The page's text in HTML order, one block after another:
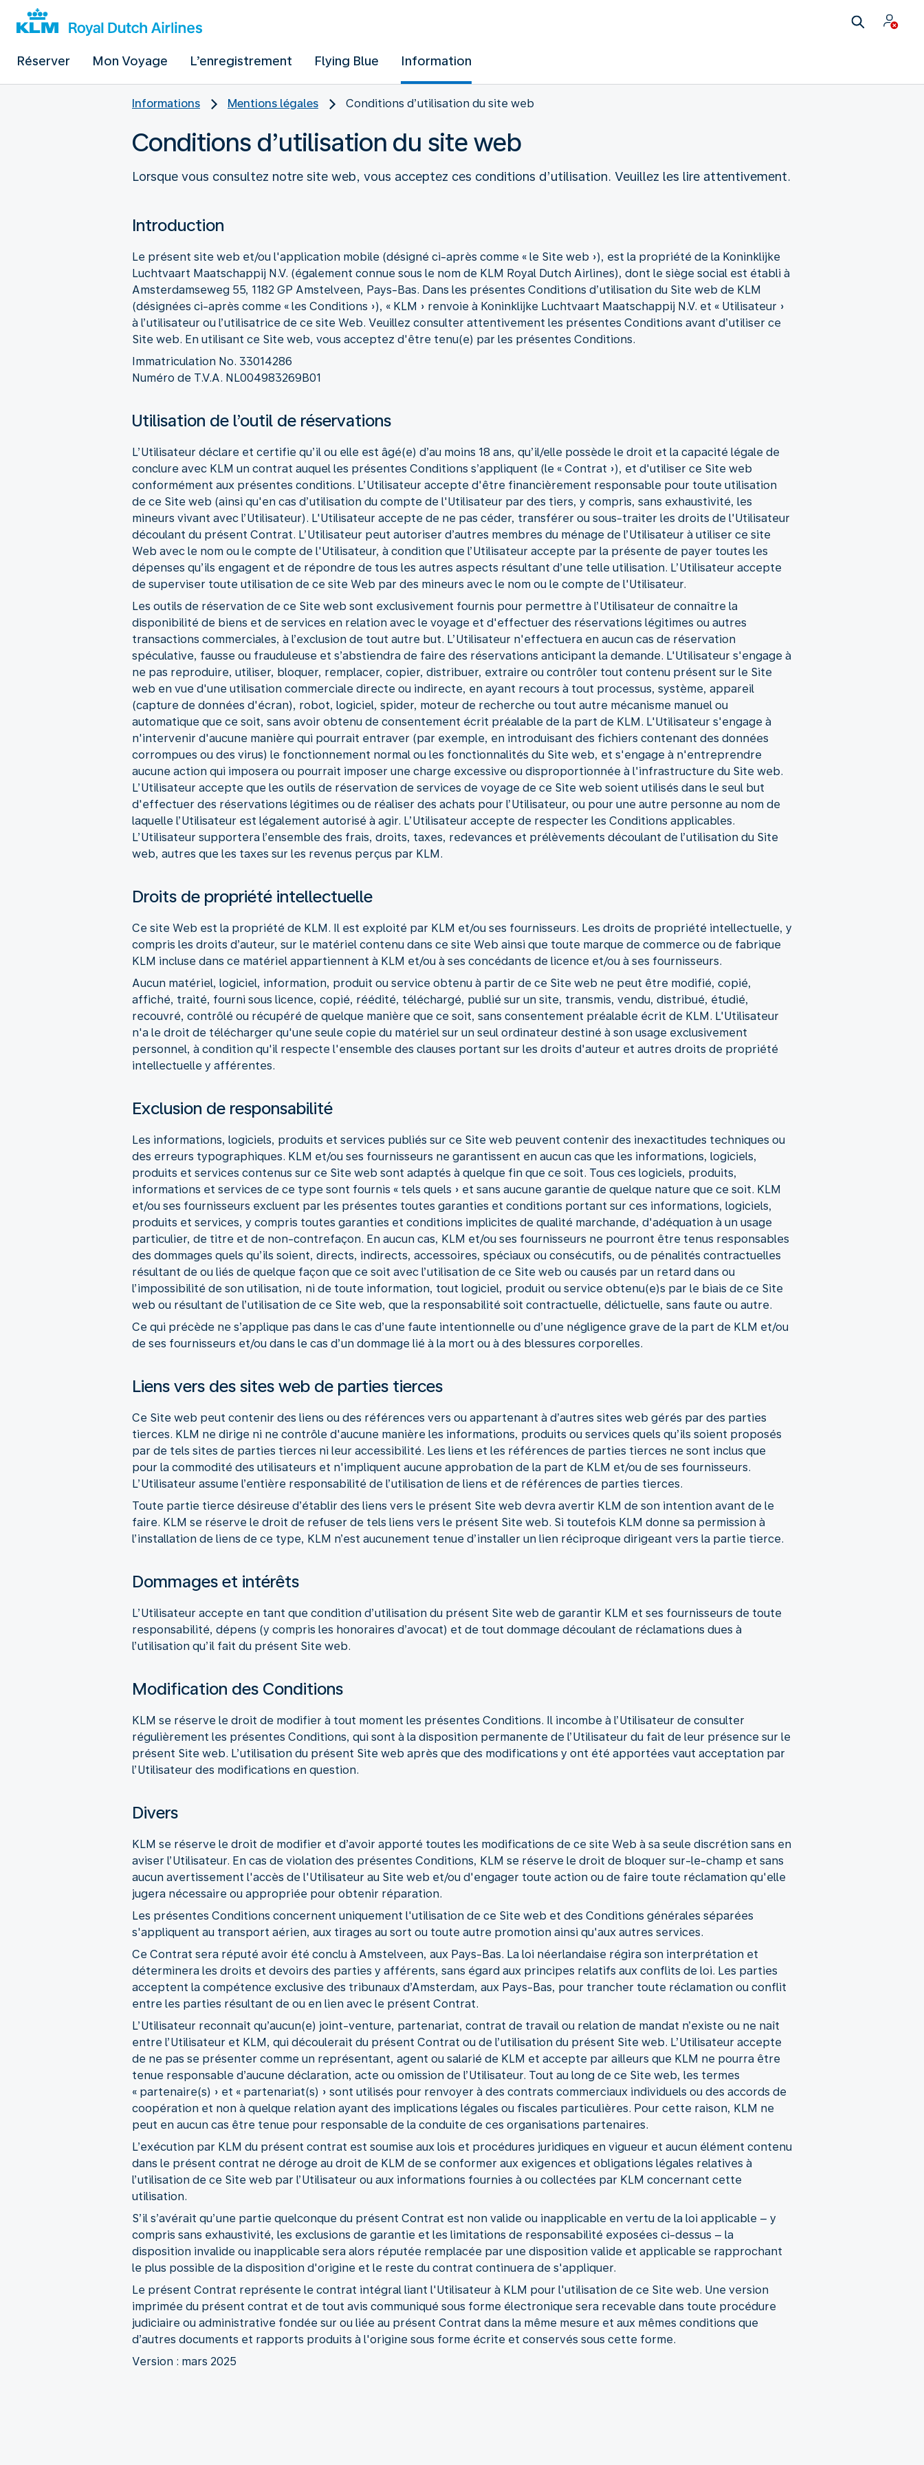
Réserver Mon Voyage L’enregistrement Flying Blue Information
Informations Mentions légales Conditions d’utilisation du site web
Conditions d’utilisation du site web
Lorsque vous consultez notre site web, vous acceptez ces conditions d’utilisation. Veuillez les lire attentivement.
Introduction
Le présent site web et/ou l'application mobile (désigné ci-après comme « le Site web »), est la propriété de la Koninklijke
Luchtvaart Maatschappij N.V. (également connue sous le nom de KLM Royal Dutch Airlines), dont le siège social est établi à
Amsterdamseweg 55, 1182 GP Amstelveen, Pays-Bas. Dans les présentes Conditions d’utilisation du Site web de KLM
(désignées ci-après comme « les Conditions »), « KLM » renvoie à Koninklijke Luchtvaart Maatschappij N.V. et « Utilisateur »
à l’utilisateur ou l’utilisatrice de ce site Web. Veuillez consulter attentivement les présentes Conditions avant d’utiliser ce
Site web. En utilisant ce Site web, vous acceptez d'être tenu(e) par les présentes Conditions.
Immatriculation No. 33014286
Numéro de T.V.A. NL004983269B01
Utilisation de l’outil de réservations
L’Utilisateur déclare et certifie qu’il ou elle est âgé(e) d’au moins 18 ans, qu’il/elle possède le droit et la capacité légale de
conclure avec KLM un contrat auquel les présentes Conditions s’appliquent (le « Contrat »), et d'utiliser ce Site web
conformément aux présentes conditions. L’Utilisateur accepte d'être financièrement responsable pour toute utilisation
de ce Site web (ainsi qu'en cas d’utilisation du compte de l'Utilisateur par des tiers, y compris, sans exhaustivité, les
mineurs vivant avec l’Utilisateur). L'Utilisateur accepte de ne pas céder, transférer ou sous-traiter les droits de l'Utilisateur
découlant du présent Contrat. L’Utilisateur peut autoriser d’autres membres du ménage de l’Utilisateur à utiliser ce site
Web avec le nom ou le compte de l'Utilisateur, à condition que l’Utilisateur accepte par la présente de payer toutes les
dépenses qu’ils engagent et de répondre de tous les autres aspects résultant d’une telle utilisation. L’Utilisateur accepte
de superviser toute utilisation de ce site Web par des mineurs avec le nom ou le compte de l'Utilisateur.
Les outils de réservation de ce Site web sont exclusivement fournis pour permettre à l’Utilisateur de connaître la
disponibilité de biens et de services en relation avec le voyage et d'effectuer des réservations légitimes ou autres
transactions commerciales, à l’exclusion de tout autre but. L’Utilisateur n'effectuera en aucun cas de réservation
spéculative, fausse ou frauduleuse et s’abstiendra de faire des réservations anticipant la demande. L'Utilisateur s'engage à
ne pas reproduire, utiliser, bloquer, remplacer, copier, distribuer, extraire ou contrôler tout contenu présent sur le Site
web en vue d'une utilisation commerciale directe ou indirecte, en ayant recours à tout processus, système, appareil
(capture de données d'écran), robot, logiciel, spider, moteur de recherche ou tout autre mécanisme manuel ou
automatique que ce soit, sans avoir obtenu de consentement écrit préalable de la part de KLM. L'Utilisateur s'engage à
n'intervenir d'aucune manière qui pourrait entraver (par exemple, en introduisant des fichiers contenant des données
corrompues ou des virus) le fonctionnement normal ou les fonctionnalités du Site web, et s'engage à n'entreprendre
aucune action qui imposera ou pourrait imposer une charge excessive ou disproportionnée à l'infrastructure du Site web.
L’Utilisateur accepte que les outils de réservation de services de voyage de ce Site web soient utilisés dans le seul but
d'effectuer des réservations légitimes ou de réaliser des achats pour l’Utilisateur, ou pour une autre personne au nom de
laquelle l’Utilisateur est légalement autorisé à agir. L’Utilisateur accepte de respecter les Conditions applicables.
L’Utilisateur supportera l’ensemble des frais, droits, taxes, redevances et prélèvements découlant de l’utilisation du Site
web, autres que les taxes sur les revenus perçus par KLM.
Droits de propriété intellectuelle
Ce site Web est la propriété de KLM. Il est exploité par KLM et/ou ses fournisseurs. Les droits de propriété intellectuelle, y
compris les droits d’auteur, sur le matériel contenu dans ce site Web ainsi que toute marque de commerce ou de fabrique
KLM incluse dans ce matériel appartiennent à KLM et/ou à ses concédants de licence et/ou à ses fournisseurs.
Aucun matériel, logiciel, information, produit ou service obtenu à partir de ce Site web ne peut être modifié, copié,
affiché, traité, fourni sous licence, copié, réédité, téléchargé, publié sur un site, transmis, vendu, distribué, étudié,
recouvré, contrôlé ou récupéré de quelque manière que ce soit, sans consentement préalable écrit de KLM. L'Utilisateur
n'a le droit de télécharger qu'une seule copie du matériel sur un seul ordinateur destiné à son usage exclusivement
personnel, à condition qu'il respecte l'ensemble des clauses portant sur les droits d'auteur et autres droits de propriété
intellectuelle y afférentes.
Exclusion de responsabilité
Les informations, logiciels, produits et services publiés sur ce Site web peuvent contenir des inexactitudes techniques ou
des erreurs typographiques. KLM et/ou ses fournisseurs ne garantissent en aucun cas que les informations, logiciels,
produits et services contenus sur ce Site web sont adaptés à quelque fin que ce soit. Tous ces logiciels, produits,
informations et services de ce type sont fournis « tels quels » et sans aucune garantie de quelque nature que ce soit. KLM
et/ou ses fournisseurs excluent par les présentes toutes garanties et conditions portant sur ces informations, logiciels,
produits et services, y compris toutes garanties et conditions implicites de qualité marchande, d'adéquation à un usage
particulier, de titre et de non-contrefaçon. En aucun cas, KLM et/ou ses fournisseurs ne pourront être tenus responsables
des dommages quels qu’ils soient, directs, indirects, accessoires, spéciaux ou consécutifs, ou de pénalités contractuelles
résultant de ou liés de quelque façon que ce soit avec l’utilisation de ce Site web ou causés par un retard dans ou
l’impossibilité de son utilisation, ni de toute information, tout logiciel, produit ou service obtenu(e)s par le biais de ce Site
web ou résultant de l’utilisation de ce Site web, que la responsabilité soit contractuelle, délictuelle, sans faute ou autre.
Ce qui précède ne s’applique pas dans le cas d’une faute intentionnelle ou d’une négligence grave de la part de KLM et/ou
de ses fournisseurs et/ou dans le cas d’un dommage lié à la mort ou à des blessures corporelles.
Liens vers des sites web de parties tierces
Ce Site web peut contenir des liens ou des références vers ou appartenant à d’autres sites web gérés par des parties
tierces. KLM ne dirige ni ne contrôle d'aucune manière les informations, produits ou services quels qu’ils soient proposés
par de tels sites de parties tierces ni leur accessibilité. Les liens et les références de parties tierces ne sont inclus que
pour la commodité des utilisateurs et n'impliquent aucune approbation de la part de KLM et/ou de ses fournisseurs.
L’Utilisateur assume l’entière responsabilité de l’utilisation de liens et de références de parties tierces.
Toute partie tierce désireuse d’établir des liens vers le présent Site web devra avertir KLM de son intention avant de le
faire. KLM se réserve le droit de refuser de tels liens vers le présent Site web. Si toutefois KLM donne sa permission à
l’installation de liens de ce type, KLM n’est aucunement tenue d’installer un lien réciproque dirigeant vers la partie tierce.
Dommages et intérêts
L’Utilisateur accepte en tant que condition d’utilisation du présent Site web de garantir KLM et ses fournisseurs de toute
responsabilité, dépens (y compris les honoraires d’avocat) et de tout dommage découlant de réclamations dues à
l’utilisation qu’il fait du présent Site web.
Modification des Conditions
KLM se réserve le droit de modifier à tout moment les présentes Conditions. Il incombe à l’Utilisateur de consulter
régulièrement les présentes Conditions, qui sont à la disposition permanente de l’Utilisateur du fait de leur présence sur le
présent Site web. L’utilisation du présent Site web après que des modifications y ont été apportées vaut acceptation par
l’Utilisateur des modifications en question.
Divers
KLM se réserve le droit de modifier et d’avoir apporté toutes les modifications de ce site Web à sa seule discrétion sans en
aviser l’Utilisateur. En cas de violation des présentes Conditions, KLM se réserve le droit de bloquer sur-le-champ et sans
aucun avertissement l'accès de l'Utilisateur au Site web et/ou d'engager toute action ou de faire toute réclamation qu'elle
jugera nécessaire ou appropriée pour obtenir réparation.
Les présentes Conditions concernent uniquement l'utilisation de ce Site web et des Conditions générales séparées
s'appliquent au transport aérien, aux tirages au sort ou toute autre promotion ainsi qu'aux autres services.
Ce Contrat sera réputé avoir été conclu à Amstelveen, aux Pays-Bas. La loi néerlandaise régira son interprétation et
déterminera les droits et devoirs des parties y afférents, sans égard aux principes relatifs aux conflits de loi. Les parties
acceptent la compétence exclusive des tribunaux d’Amsterdam, aux Pays-Bas, pour trancher toute réclamation ou conflit
entre les parties résultant de ou en lien avec le présent Contrat.
L’Utilisateur reconnaît qu’aucun(e) joint-venture, partenariat, contrat de travail ou relation de mandat n’existe ou ne naît
entre l’Utilisateur et KLM, qui découlerait du présent Contrat ou de l’utilisation du présent Site web. L’Utilisateur accepte
de ne pas se présenter comme un représentant, agent ou salarié de KLM et accepte par ailleurs que KLM ne pourra être
tenue responsable d’aucune déclaration, acte ou omission de l’Utilisateur. Tout au long de ce Site web, les termes
« partenaire(s) » et « partenariat(s) » sont utilisés pour renvoyer à des contrats commerciaux individuels ou des accords de
coopération et non à quelque relation ayant des implications légales ou fiscales particulières. Pour cette raison, KLM ne
peut en aucun cas être tenue pour responsable de la conduite de ces organisations partenaires.
L’exécution par KLM du présent contrat est soumise aux lois et procédures juridiques en vigueur et aucun élément contenu
dans le présent contrat ne déroge au droit de KLM de se conformer aux exigences et obligations légales relatives à
l’utilisation de ce Site web par l’Utilisateur ou aux informations fournies à ou collectées par KLM concernant cette
utilisation.
S’il s’avérait qu’une partie quelconque du présent Contrat est non valide ou inapplicable en vertu de la loi applicable – y
compris sans exhaustivité, les exclusions de garantie et les limitations de responsabilité exposées ci-dessus – la
disposition invalide ou inapplicable sera alors réputée remplacée par une disposition valide et applicable se rapprochant
le plus possible de la disposition d'origine et le reste du contrat continuera de s'appliquer.
Le présent Contrat représente le contrat intégral liant l'Utilisateur à KLM pour l'utilisation de ce Site web. Une version
imprimée du présent contrat et de tout avis communiqué sous forme électronique sera recevable dans toute procédure
judiciaire ou administrative fondée sur ou liée au présent Contrat dans la même mesure et aux mêmes conditions que
d’autres documents et rapports produits à l'origine sous forme écrite et conservés sous cette forme.
Version : mars 2025